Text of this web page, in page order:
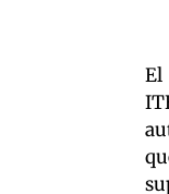
El